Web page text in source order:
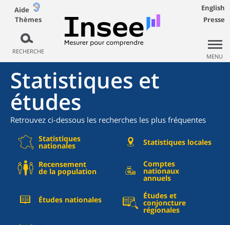
Aide
Thèmes
RECHERCHE
English
Presse
MENU
Statistiques et
études
Retrouvez ci-dessous les recherches les plus fréquentes
Statistiques
nationales Statistiques locales
Recensement
de la population
Comptes
nationaux
annuels
Études nationales Études et
conjoncture
régionales